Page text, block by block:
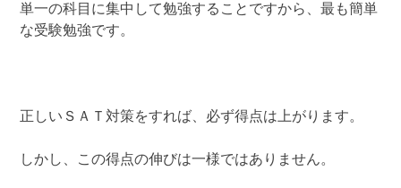
単一の科目に集中して勉強することですから、最も簡単
な受験勉強です。
正しいＳＡＴ対策をすれば、必ず得点は上がります。
しかし、この得点の伸びは一様ではありません。